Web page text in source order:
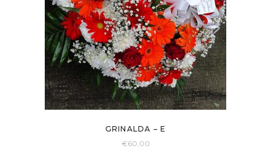
GRINALDA – E
€60,00